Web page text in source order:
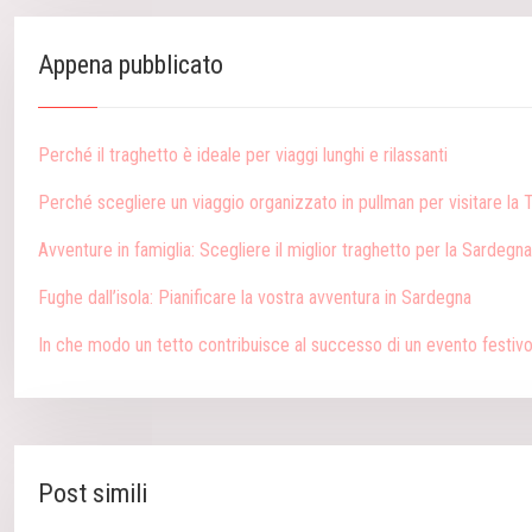
Appena pubblicato
Perché il traghetto è ideale per viaggi lunghi e rilassanti
Perché scegliere un viaggio organizzato in pullman per visitare la
Avventure in famiglia: Scegliere il miglior traghetto per la Sardegna
Fughe dall’isola: Pianificare la vostra avventura in Sardegna
In che modo un tetto contribuisce al successo di un evento
Post simili